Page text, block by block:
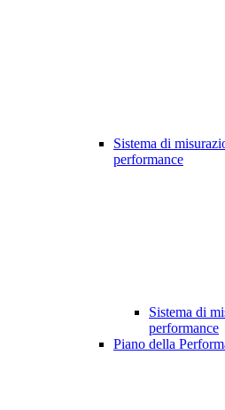
Sistema di
performance
Sistema di
performance
Piano della